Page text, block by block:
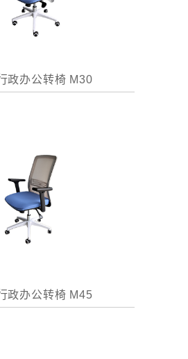
政办公转椅 M30
政办公转椅 M45